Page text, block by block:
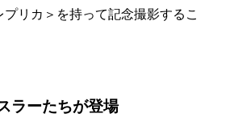
リカ＞を持って記念撮影するこ
ラーたちが登場